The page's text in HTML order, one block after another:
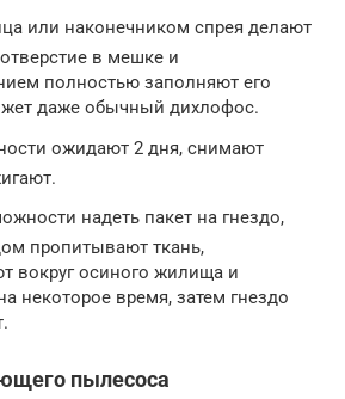
или наконечником спрея делают
в мешке и
полностью заполняют его
даже обычный дихлофос.
ожидают 2 дня, снимают
надеть пакет на гнездо,
пропитывают ткань,
вокруг осиного жилища и
некоторое время, затем гнездо
пылесоса